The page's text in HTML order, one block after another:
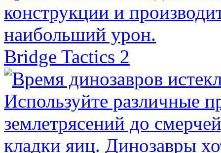
Bridge Tactics 2